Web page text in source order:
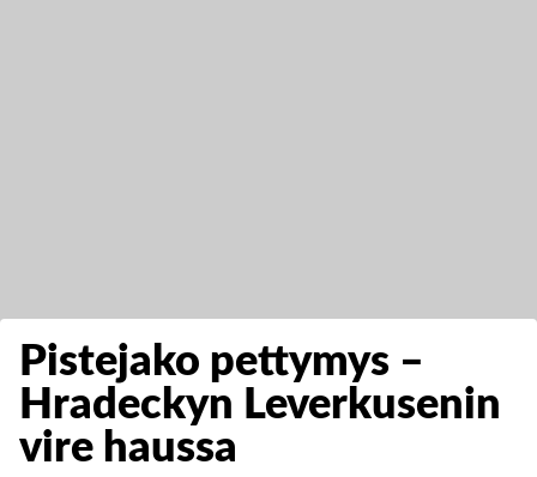
Pistejako pettymys –
Hradeckyn Leverkusenin
vire haussa